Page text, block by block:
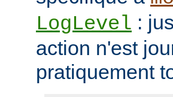
LogLevel :
action n'est
pratiquement